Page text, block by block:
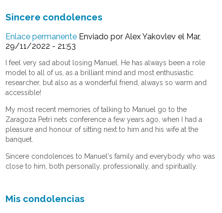
Sincere condolences
Enlace permanente Enviado porAlex Yakovlev el Mar,
29/11/2022 - 21:53
I feel very sad about losing Manuel. He has always been a role
model to all of us, as a brilliant mind and most enthusiastic
researcher, but also as a wonderful friend, always so warm and
accessible!
My most recent memories of talking to Manuel go to the
Zaragoza Petri nets conference a few years ago, when I had a
pleasure and honour of sitting next to him and his wife at the
banquet.
Sincere condolences to Manuel's family and everybody who was
close to him, both personally, professionally, and spiritually.
Mis condolencias